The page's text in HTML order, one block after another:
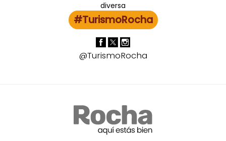
#TurismoRocha
@TurismoRocha